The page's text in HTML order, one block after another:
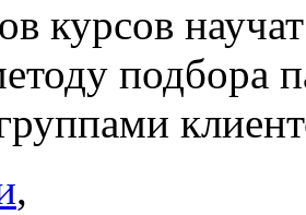
курсов
подбора
,